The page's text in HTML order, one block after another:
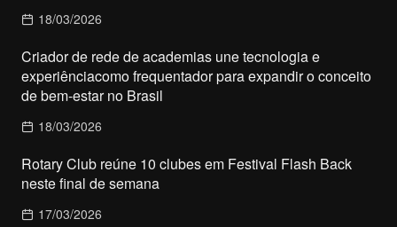
18/03/2026
Criador de rede de academias une tecnologia e
experiênciacomo frequentador para expandir o conceito
de bem-estar no Brasil
18/03/2026
Rotary Club reúne 10 clubes em Festival Flash Back
neste final de semana
17/03/2026